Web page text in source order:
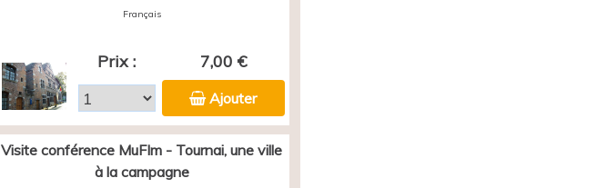
Français
Prix : 7,00 €
Ajouter
Visite conférence MuFIm - Tournai, une ville
à la campagne